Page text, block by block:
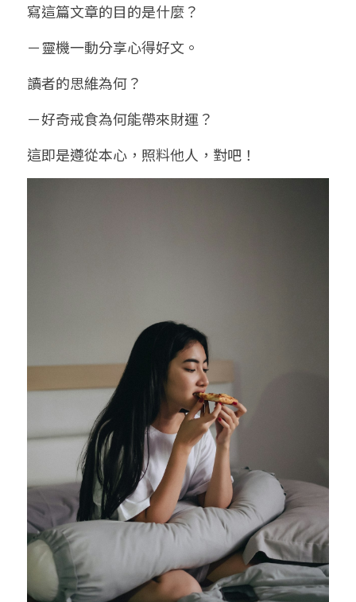
寫這篇文章的目的是什麼？
－靈機一動分享心得好文。
讀者的思維為何？
－好奇戒食為何能帶來財運？
這即是遵從本心，照料他人，對吧！